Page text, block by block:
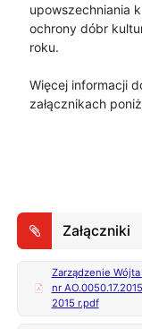
upowszechniania
ochrony dóbr
roku.
Więcej informacji
załącznikach
Załączniki
Zarządzenie
nr
2015 r.pdf